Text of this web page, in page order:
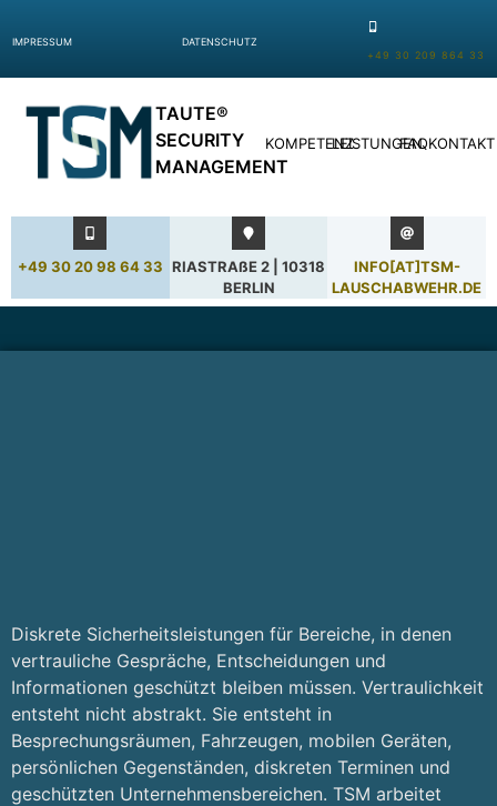
IMPRESSUM
DATENSCHUTZ
+49 30 209 864 33
TAUTE®
SECURITY
MANAGEMENT
KOMPETENZLEISTUNGEN
FAQKONTAKT
+49 30 20 98 64 33 RIASTRAßE 2 | 10318
BERLIN
INFO[AT]TSM-
LAUSCHABWEHR.DE
Diskrete Sicherheitsleistungen für Bereiche, in denen
vertrauliche Gespräche, Entscheidungen und
Informationen geschützt bleiben müssen. Vertraulichkeit
entsteht nicht abstrakt. Sie entsteht in
Besprechungsräumen, Fahrzeugen, mobilen Geräten,
persönlichen Gegenständen, diskreten Terminen und
geschützten Unternehmensbereichen. TSM arbeitet